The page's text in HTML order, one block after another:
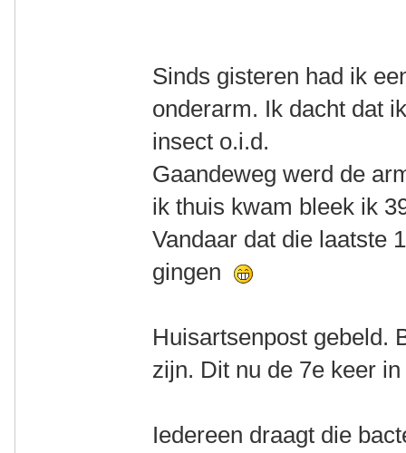
Sinds gisteren had ik
onderarm. Ik dacht dat
insect o.i.d.
Gaandeweg werd de
ik thuis kwam bleek ik
Vandaar dat die laatste
gingen
Huisartsenpost gebeld.
zijn. Dit nu de 7e keer
Iedereen draagt die